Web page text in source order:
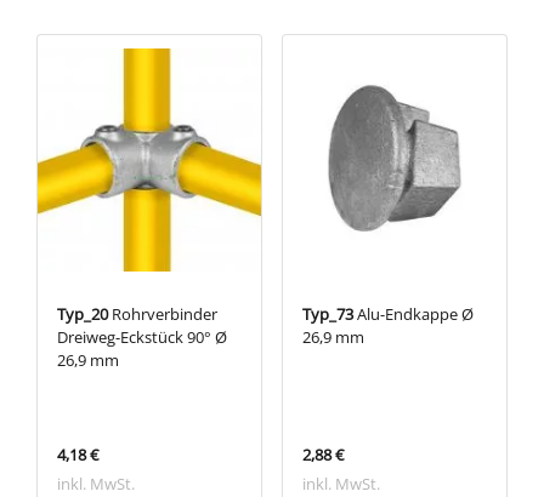
Typ_20Rohrverbinder
Dreiweg-Eckstück 90° Ø
26,9 mm
4,18 €
inkl. MwSt.
Typ_73Alu-Endkappe Ø
26,9 mm
2,88 €
inkl. MwSt.